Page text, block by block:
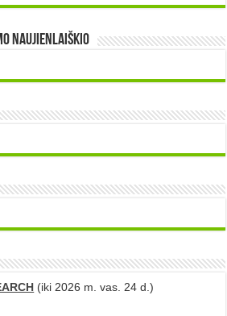
naujienlaiškio
(iki 2026 m. vas. 24 d.)